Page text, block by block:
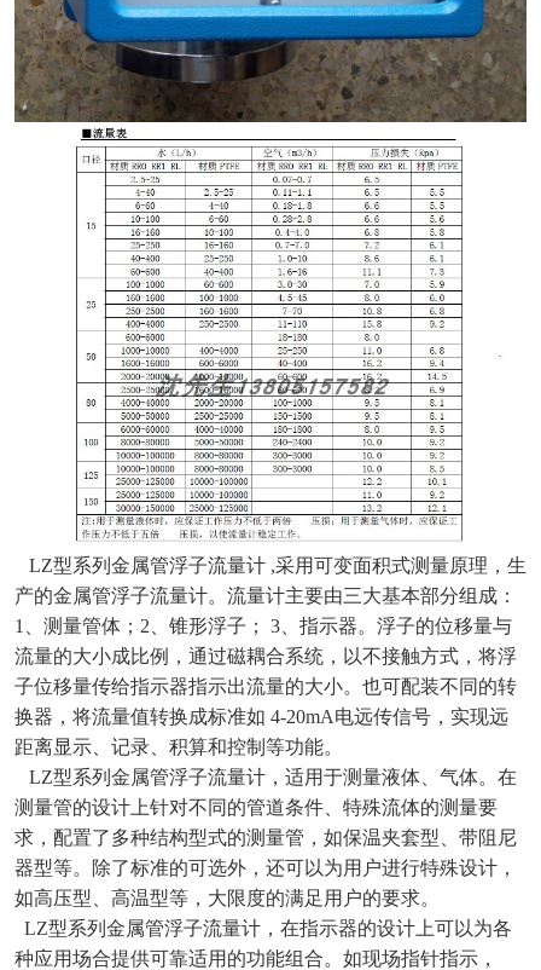
LZ型系列金属管浮子流量计 ,采用可变面积式测量原理，生
产的金属管浮子流量计。流量计主要由三大基本部分组成：
1、测量管体；2、锥形浮子； 3、指示器。浮子的位移量与
流量的大小成比例，通过磁耦合系统，以不接触方式，将浮
子位移量传给指示器指示出流量的大小。也可配装不同的转
换器，将流量值转换成标准如 4-20mA电远传信号，实现远
距离显示、记录、积算和控制等功能。
LZ型系列金属管浮子流量计，适用于测量液体、气体。在
测量管的设计上针对不同的管道条件、特殊流体的测量要
求，配置了多种结构型式的测量管，如保温夹套型、带阻尼
器型等。除了标准的可选外，还可以为用户进行特殊设计，
如高压型、高温型等，大限度的满足用户的要求。
LZ型系列金属管浮子流量计，在指示器的设计上可以为各
种应用场合提供可靠适用的功能组合。如现场指针指示，